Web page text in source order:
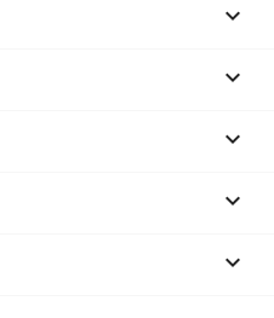




keyboard_arrow_down